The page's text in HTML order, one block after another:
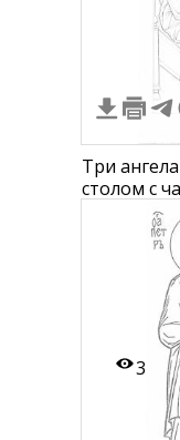
Три
столом с
заднем
3